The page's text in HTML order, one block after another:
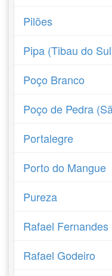
Pilões
Pipa (Tibau do
Poço Branco
Poço de Pedra
Portalegre
Porto do Mangue
Pureza
Rafael Fernandes
Rafael Godeiro